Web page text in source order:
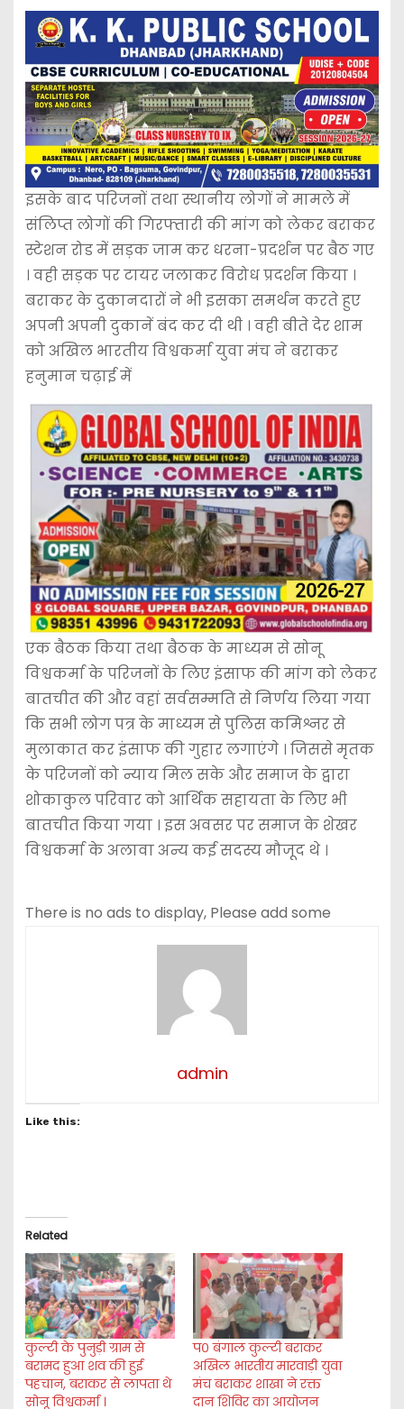
इसके बाद परिजनों तथा स्थानीय लोगों ने मामले में
संलिप्त लोगों की गिरफ्तारी की मांग को लेकर बराकर
स्टेशन रोड में सड़क जाम कर धरना-प्रदर्शन पर बैठ गए
। वही सड़क पर टायर जलाकर विरोध प्रदर्शन किया ।
बराकर के दुकानदारों ने भी इसका समर्थन करते हुए
अपनी अपनी दुकानें बंद कर दी थी । वही बीते देर शाम
को अखिल भारतीय विश्वकर्मा युवा मंच ने बराकर
हनुमान चढ़ाई में
एक बैठक किया तथा बैठक के माध्यम से सोनू
विश्वकर्मा के परिजनों के लिए इंसाफ की मांग को लेकर
बातचीत की और वहां सर्वसम्मति से निर्णय लिया गया
कि सभी लोग पत्र के माध्यम से पुलिस कमिश्नर से
मुलाकात कर इंसाफ की गुहार लगाएंगे । जिससे मृतक
के परिजनों को न्याय मिल सके और समाज के द्वारा
शोकाकुल परिवार को आर्थिक सहायता के लिए भी
बातचीत किया गया । इस अवसर पर समाज के शेखर
विश्वकर्मा के अलावा अन्य कई सदस्य मौजूद थे ।
There is no ads to display, Please add some
admin
Like this:
Related
कुल्टी के पुनुड़ी ग्राम से
बरामद हुआ शव की हुई
पहचान, बराकर से लापता थे
सोनू विश्वकर्मा ।
प० बंगाल कुल्टी बराकर
अखिल भारतीय मारवाड़ी युवा
मंच बराकर शाखा ने रक्त
दान शिविर का आयोजन